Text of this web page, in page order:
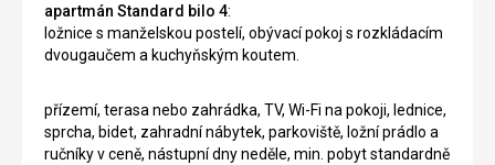
apartmán Standard bilo 4:
ložnice s manželskou postelí, obývací pokoj s rozkládacím
dvougaučem a kuchyňským koutem.
přízemí, terasa nebo zahrádka, TV, Wi-Fi na pokoji, lednice,
sprcha, bidet, zahradní nábytek, parkoviště, ložní prádlo a
ručníky v ceně, nástupní dny neděle, min. pobyt standardně